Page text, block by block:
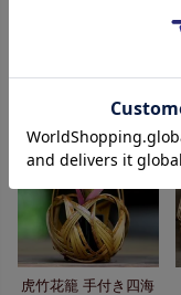
八割BLACK(ブラッ
ク)24～25cm
虎竹花籠 手付き四海